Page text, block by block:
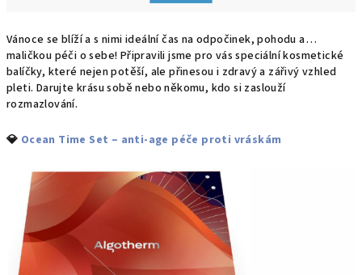
Vánoce se blíží a s nimi ideální čas na odpočinek, pohodu a…
maličkou péči o sebe! Připravili jsme pro vás speciální kosmetické
balíčky, které nejen potěší, ale přinesou i zdravý a zářivý vzhled
pleti. Darujte krásu sobě nebo někomu, kdo si zaslouží
rozmazlování.
💎 Ocean Time Set – anti-age péče proti vráskám